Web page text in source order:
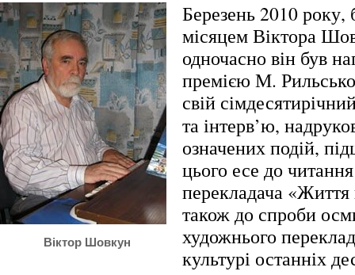
Віктор Шовкун
Березень 2010 року,
місяцем Віктора
одночасно він був
премією М.
свій
та інтерв’ю,
означених подій,
цього есе до
перекладача «Життя
також до спроби
художнього
культурі останніх